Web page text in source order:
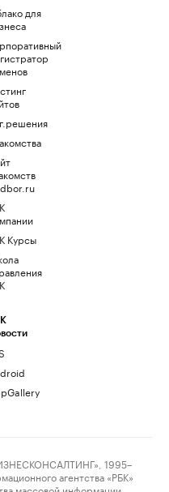
для
Курсы
1995–
агентства «РБК»